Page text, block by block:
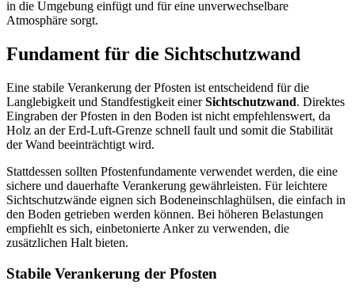
in die Umgebung einfügt und für eine unverwechselbare
Atmosphäre sorgt.
Fundament für die Sichtschutzwand
Eine stabile Verankerung der Pfosten ist entscheidend für die
Langlebigkeit und Standfestigkeit einerSichtschutzwand. Direktes
Eingraben der Pfosten in den Boden ist nicht empfehlenswert, da
Holz an der Erd-Luft-Grenze schnell fault und somit die Stabilität
der Wand beeinträchtigt wird.
Stattdessen sollten Pfostenfundamente verwendet werden, die eine
sichere und dauerhafte Verankerung gewährleisten. Für leichtere
Sichtschutzwände eignen sich Bodeneinschlaghülsen, die einfach in
den Boden getrieben werden können. Bei höheren Belastungen
empfiehlt es sich, einbetonierte Anker zu verwenden, die
zusätzlichen Halt bieten.
Stabile Verankerung der Pfosten